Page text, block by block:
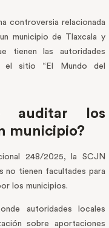
controversia relacionada
municipio de Tlaxcala y
tienen las autoridades
el sitio “El Mundo del
auditar los
municipio?
248/2025, la SCJN
no tienen facultades para
los municipios.
autoridades locales
sobre aportaciones